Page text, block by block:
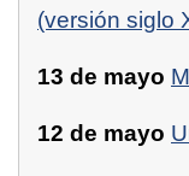
(versión siglo
13 de mayo
12 de mayo